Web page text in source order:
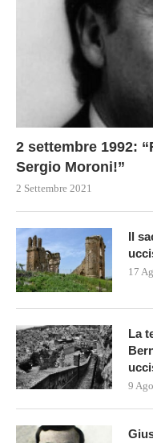
2 settembre 1992:
Sergio Moroni!”
2 Settembre 2021
Il
17
La
9